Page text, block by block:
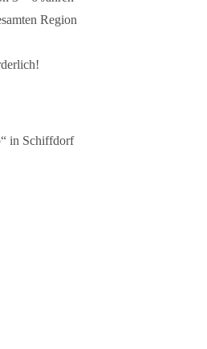
Region
in Schiffdorf